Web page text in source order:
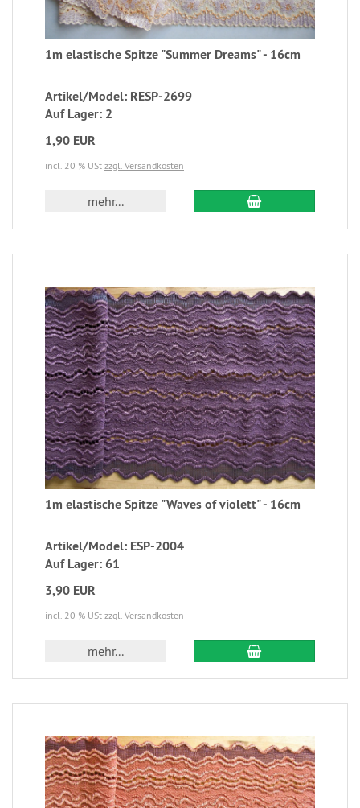
1m elastische Spitze "Summer Dreams" - 16cm
Artikel/Model: RESP-2699
Auf Lager: 2
1,90 EUR
incl. 20 % USt zzgl. Versandkosten
mehr...
1m elastische Spitze "Waves of violett" - 16cm
Artikel/Model: ESP-2004
Auf Lager: 61
3,90 EUR
incl. 20 % USt zzgl. Versandkosten
mehr...